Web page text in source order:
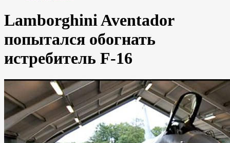
Lamborghini Aventador
попытался обогнать
истребитель F-16